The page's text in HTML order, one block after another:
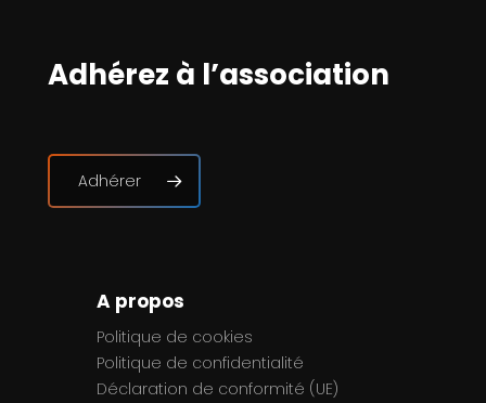
Adhérez à l’association
Adhérer
A propos
Politique de cookies
Politique de confidentialité
Déclaration de conformité (UE)